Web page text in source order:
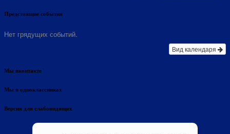
Предстоящие события
Нет грядущих событий.
Вид календаря
Мы вконтакте
Мы в одноклассниках
Версия для слабовидящих